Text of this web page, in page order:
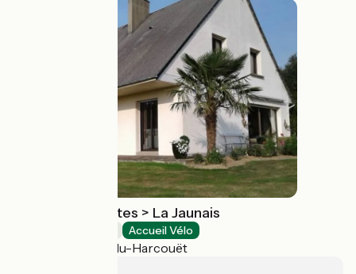
Chambres d'Hôtes > La Jaunais
Accueil Vélo
Saint-Hilaire-du-Harcouët